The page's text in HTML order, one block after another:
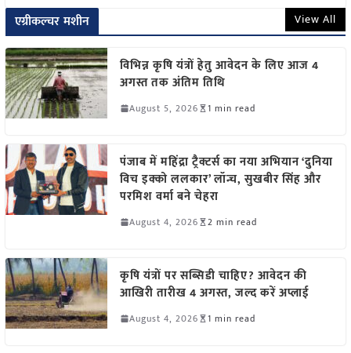
एग्रीकल्चर मशीन View All
विभिन्न कृषि यंत्रों हेतु आवेदन के लिए आज 4
अगस्त तक अंतिम तिथि
August 5, 2026 1 min read
पंजाब में महिंद्रा ट्रैक्टर्स का नया अभियान ‘दुनिया
विच इक्को ललकार’ लॉन्च, सुखबीर सिंह और
परमिश वर्मा बने चेहरा
August 4, 2026 2 min read
कृषि यंत्रों पर सब्सिडी चाहिए? आवेदन की
आखिरी तारीख 4 अगस्त, जल्द करें अप्लाई
August 4, 2026 1 min read